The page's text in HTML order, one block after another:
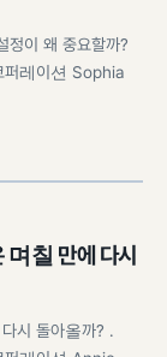
정이 왜 중요할까?
퍼레이션 Sophia
칠 만에 다시
시 돌아올까? .